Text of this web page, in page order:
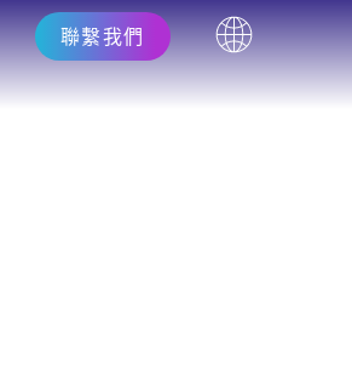
聯繫我們